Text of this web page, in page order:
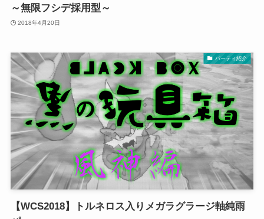
～無限フシデ採用型～
2018年4月20日
パーティ紹介
【WCS2018】トルネロス入りメガラグラージ軸純雨